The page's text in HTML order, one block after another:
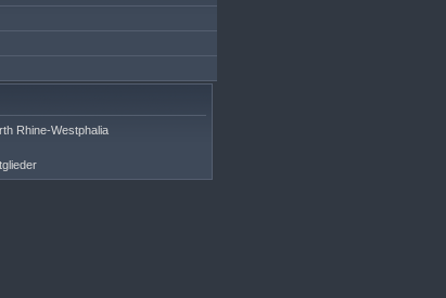
Rhine-Westphalia